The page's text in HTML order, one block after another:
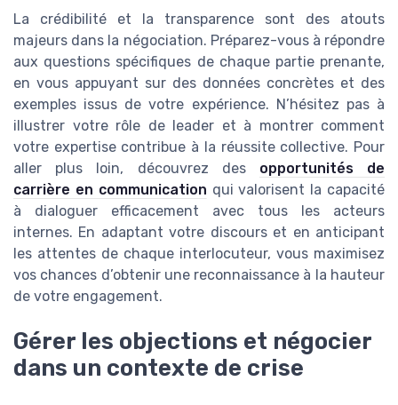
La crédibilité et la transparence sont des atouts
majeurs dans la négociation. Préparez-vous à répondre
aux questions spécifiques de chaque partie prenante,
en vous appuyant sur des données concrètes et des
exemples issus de votre expérience. N’hésitez pas à
illustrer votre rôle de leader et à montrer comment
votre expertise contribue à la réussite collective. Pour
aller plus loin, découvrez des opportunités de
carrière en communication qui valorisent la capacité
à dialoguer efficacement avec tous les acteurs
internes. En adaptant votre discours et en anticipant
les attentes de chaque interlocuteur, vous maximisez
vos chances d’obtenir une reconnaissance à la hauteur
de votre engagement.
Gérer les objections et négocier
dans un contexte de crise